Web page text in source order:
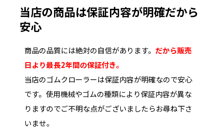
当店の商品は保証内容が明確だから
安心
商品の品質には絶対の自信があります。 だから販売
日より最長2年間の保証付き。
当店のゴムクローラーは保証内容が明確なので安心
です。使用機械やゴムの種類により保証内容が異な
りますのでご不明な点がございましたらお尋ね下さ
いませ。